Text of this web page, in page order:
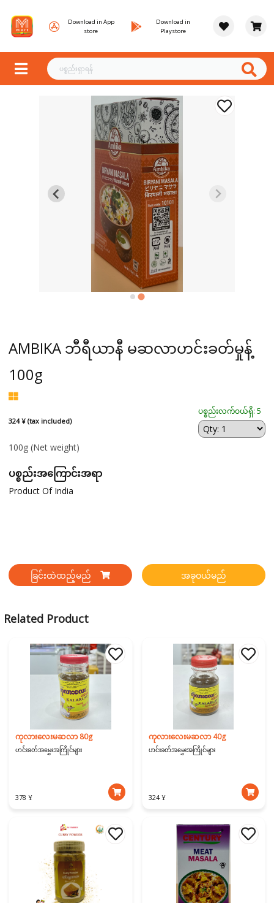
Download in App
store
Download in
Playstore
AMBIKA ဘီရီယာနီ မဆလာဟင်းခတ်မှုန့်
100g
324 ¥ (tax included)
ပစ္စည်းလက်ဝယ်ရှိ: 5
100g (Net weight)
ပစ္စည်းအကြောင်းအရာ
Product Of India
ခြင်းထဲထည့်မည် အခုဝယ်မည်
Related Product
ကုလားလေးမဆလာ 80g
ဟင်းခတ်အမွှေးအကြိုင်များ
378 ¥
ကုလားလေးမဆလာ 40g
ဟင်းခတ်အမွှေးအကြိုင်များ
324 ¥